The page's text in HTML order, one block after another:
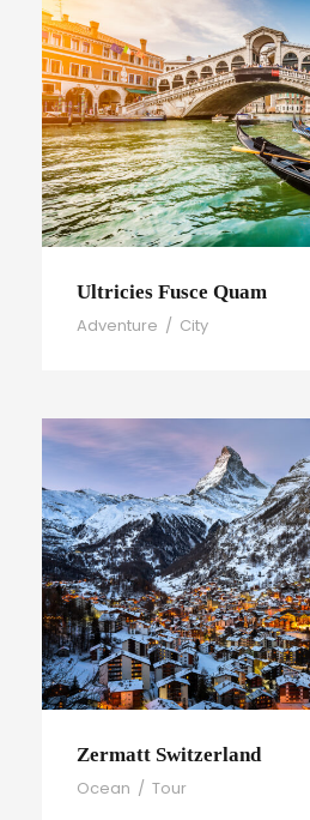
Ultricies Fusce Quam
Adventure / City
Zermatt Switzerland
Ocean / Tour